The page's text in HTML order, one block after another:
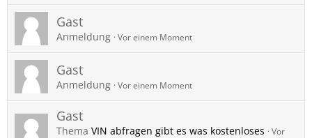
Gast
Anmeldung Vor einem Moment
Gast
Anmeldung Vor einem Moment
Gast
Thema VIN abfragen gibt es was kostenloses
Vor